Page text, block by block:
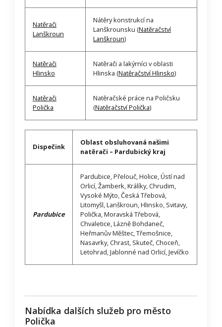
Natěrači
Lanškroun
Nátěry konstrukcí na
Lanškrounsku (Natěračství
Lanškroun)
Natěrači
Hlinsko
Natěrači a lakýrníci v oblasti
Hlinska (Natěračství Hlinsko)
Natěrači
Polička
Natěračské práce na Poličsku
(Natěračství Polička)
Dispečink
Oblast obsluhovaná našimi
natěrači – Pardubický kraj
Pardubice
Pardubice, Přelouč, Holice, Ústí nad
Orlicí, Žamberk, Králíky, Chrudim,
Vysoké Mýto, Česká Třebová,
Litomyšl, Lanškroun, Hlinsko, Svitavy,
Polička, Moravská Třebová,
Chvaletice, Lázně Bohdaneč,
Heřmanův Měštec, Třemošnice,
Nasavrky, Chrast, Skuteč, Choceň,
Letohrad, Jablonné nad Orlicí, Jevíčko
Nabídka dalších služeb pro město
Polička